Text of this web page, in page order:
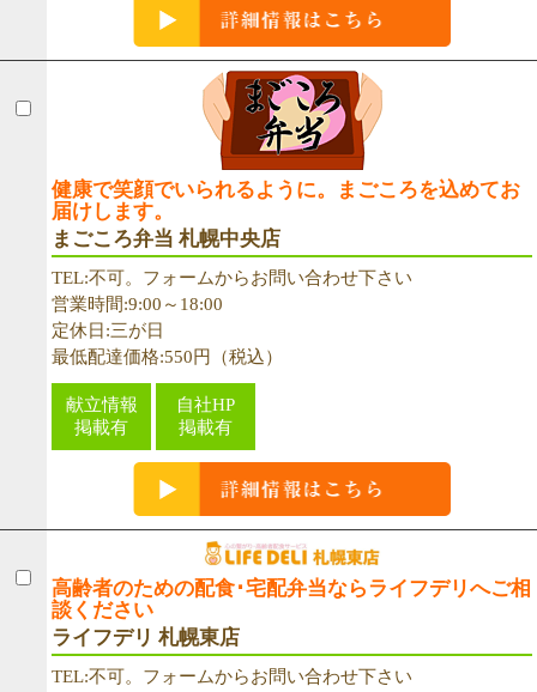
健康で笑顔でいられるように。まごころを込めてお
届けします。
まごころ弁当 札幌中央店
TEL:不可。フォームからお問い合わせ下さい
営業時間:9:00～18:00
定休日:三が日
最低配達価格:550円（税込）
献立情報
掲載有
自社HP
掲載有
高齢者のための配食･宅配弁当ならライフデリへご相
談ください
ライフデリ 札幌東店
TEL:不可。フォームからお問い合わせ下さい